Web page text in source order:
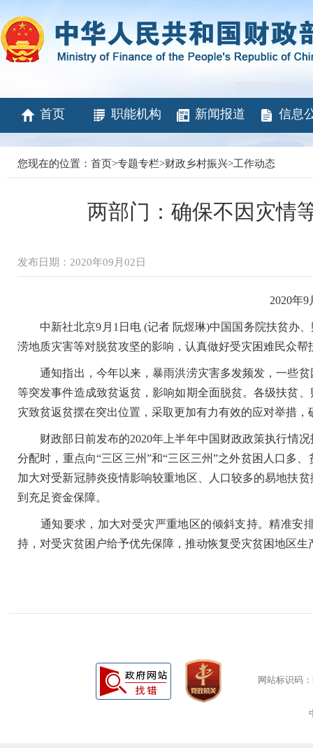
首页 职能机构 新闻报道 信息
您现在的位置： 首页>专题专栏>财政乡村振兴>工作动态
两部门：确保不因灾情
发布日期：2020年09月02日
2020年
中新社北京9月1日电 (记者 阮煜琳)中国国务院扶贫办、
涝地质灾害等对脱贫攻坚的影响，认真做好受灾困难民众
通知指出，今年以来，暴雨洪涝灾害多发频发，一些贫
等突发事件造成致贫返贫，影响如期全面脱贫。各级扶贫
灾致贫返贫摆在突出位置，采取更加有力有效的应对举措
财政部日前发布的2020年上半年中国财政政策执行情况
分配时，重点向“三区三州”和“三区三州”之外贫困人口多
加大对受新冠肺炎疫情影响较重地区、人口较多的易地扶
到充足资金保障。
通知要求，加大对受灾严重地区的倾斜支持。精准安
持，对受灾贫困户给予优先保障，推动恢复受灾贫困地区生
网站标识码